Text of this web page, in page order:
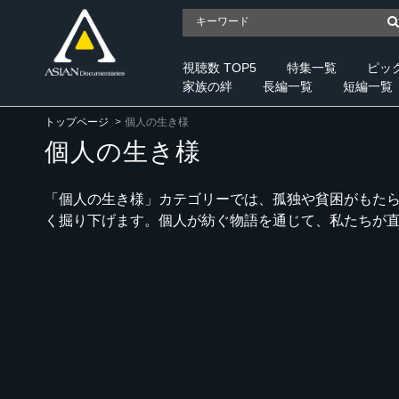
視聴数 TOP5 特集一覧
ピッ
家族の絆
長編一覧 短編一覧
トップページ 個人の生き様
個人の生き様
「個人の生き様」カテゴリーでは、孤独や貧困がも
く掘り下げます。個人が紡ぐ物語を通じて、私たちが